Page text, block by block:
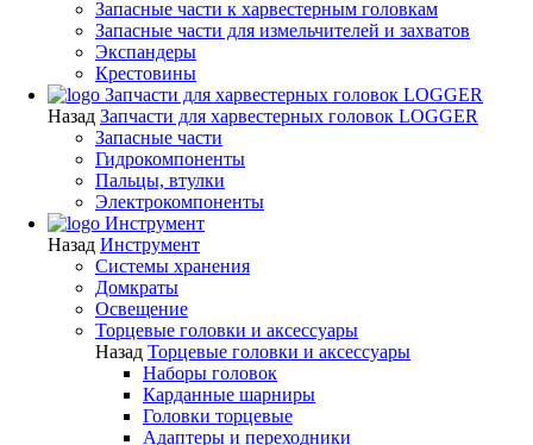
Запасные части к харвестерным головкам
Запасные части для измельчителей и захватов
Экспандеры
Крестовины
Запчасти для харвестерных головок LOGGER
Назад Запчасти для харвестерных головок LOGGER
Запасные части
Гидрокомпоненты
Пальцы, втулки
Электрокомпоненты
Инструмент
Назад Инструмент
Системы хранения
Домкраты
Освещение
Торцевые головки и аксессуары
Назад Торцевые головки и аксессуары
Наборы головок
Карданные шарниры
Головки торцевые
Адаптеры и переходники